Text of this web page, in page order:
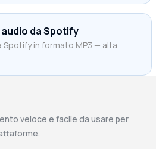
da Spotify
Spotify in formato MP3 — alta
veloce e facile da usare per